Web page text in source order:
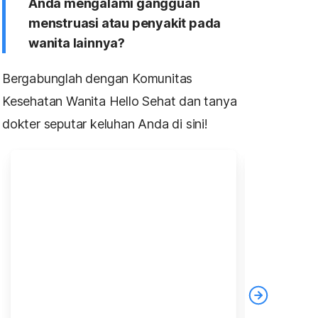
Anda mengalami gangguan
menstruasi atau penyakit pada
wanita lainnya?
Bergabunglah dengan Komunitas
Kesehatan Wanita Hello Sehat dan tanya
dokter seputar keluhan Anda di sini!